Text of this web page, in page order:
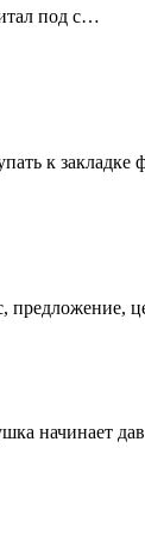
под с…
к
начинает